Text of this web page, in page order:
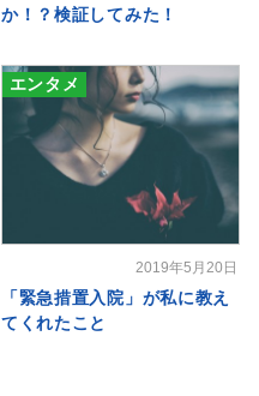
か！？検証してみた！
エンタメ
2019年5月20日
「緊急措置入院」が私に教え
てくれたこと